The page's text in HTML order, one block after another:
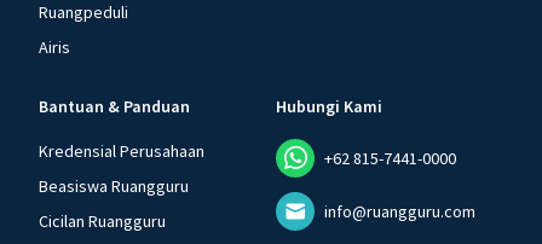
Ruangpeduli
Airis
Bantuan & Panduan
Kredensial Perusahaan
Beasiswa Ruangguru
Cicilan Ruangguru
Hubungi Kami
+62 815-7441-0000
info@ruangguru.com